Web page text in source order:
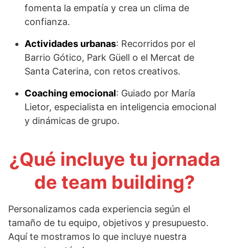
fomenta la empatía y crea un clima de
confianza.
Actividades urbanas: Recorridos por el
Barrio Gótico, Park Güell o el Mercat de
Santa Caterina, con retos creativos.
Coaching emocional: Guiado por María
Lietor, especialista en inteligencia emocional
y dinámicas de grupo.
¿Qué incluye tu jornada
de team building?
Personalizamos cada experiencia según el
tamaño de tu equipo, objetivos y presupuesto.
Aquí te mostramos lo que incluye nuestra